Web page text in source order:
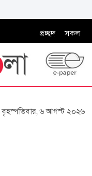
প্রচ্ছদ সকল
বৃহস্পতিবার, ৬ আগস্ট ২০২৬